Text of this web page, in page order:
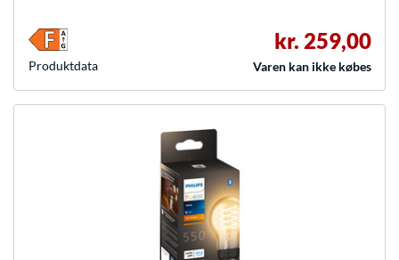
kr. 259,00
Varen kan ikke købes
Produkt­data